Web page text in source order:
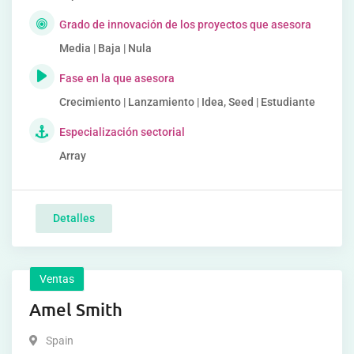
Grado de innovación de los proyectos que asesora
Media | Baja | Nula
Fase en la que asesora
Crecimiento | Lanzamiento | Idea, Seed | Estudiante
Especialización sectorial
Array
Detalles
Ventas
Amel Smith
Spain